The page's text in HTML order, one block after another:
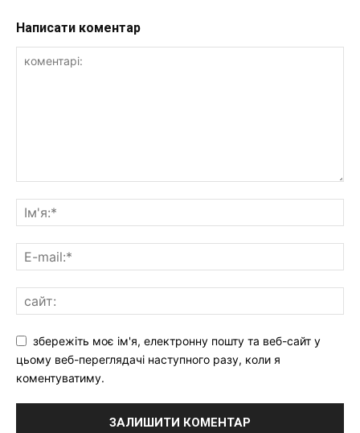
Написати коментар
збережіть моє ім'я, електронну пошту та веб-сайт у
цьому веб-переглядачі наступного разу, коли я
коментуватиму.